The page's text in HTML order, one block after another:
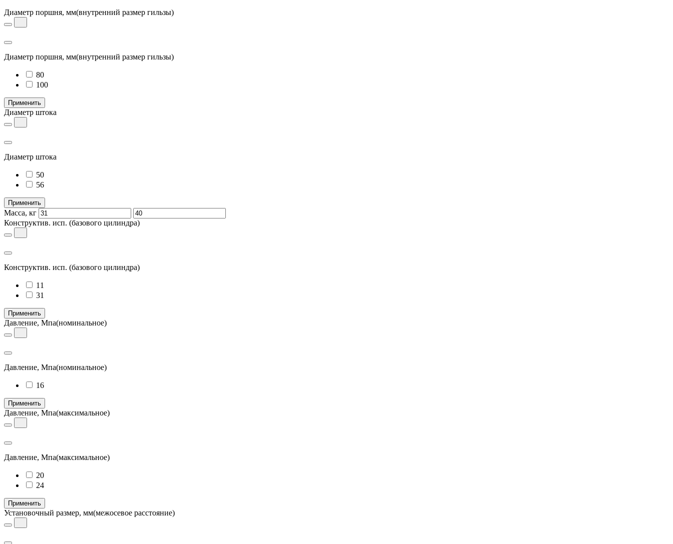
Диаметр поршня, мм(внутренний размер гильзы)
Диаметр поршня, мм(внутренний размер гильзы)
80
100
Применить
Диаметр штока
Диаметр штока
50
56
Применить
Масса, кг
Конструктив. исп. (базового цилиндра)
Конструктив. исп. (базового цилиндра)
11
31
Применить
Давление, Мпа(номинальное)
Давление, Мпа(номинальное)
16
Применить
Давление, Мпа(максимальное)
Давление, Мпа(максимальное)
20
24
Применить
Установочный размер, мм(межосевое расстояние)